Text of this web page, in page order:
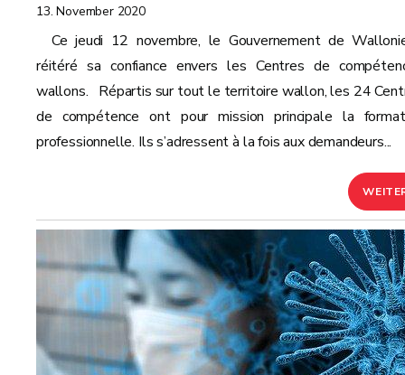
13. November 2020
Ce jeudi 12 novembre, le Gouvernement de
réitéré sa confiance envers les Centres de
wallons. Répartis sur tout le territoire wallon, les 24
de compétence ont pour mission principale la
professionnelle. Ils s’adressent à la fois aux demandeurs...